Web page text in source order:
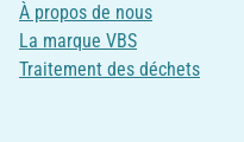
À propos de nous
La marque VBS
Traitement des déchets